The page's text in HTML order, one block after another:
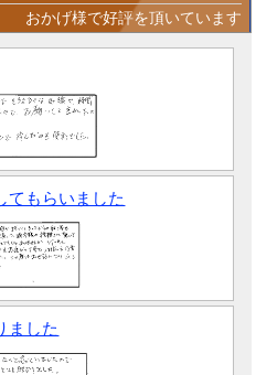
おかげ様で好評を頂いています
てもらいました
ました